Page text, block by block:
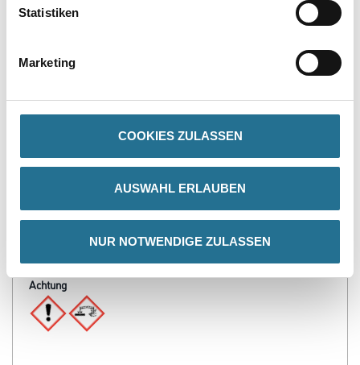
Statistiken
Marketing
COOKIES ZULASSEN
AUSWAHL ERLAUBEN
NUR NOTWENDIGE ZULASSEN
Produkteigenschaft
- 2K-Gebinde (pulverförmige + carbonfaserverstärkte, pastöse
- Schlagfestigkeit von 20 Joule
- Wasserabweisend
- Alkali- und frostbeständig
- Vielseitig einsetzbare, auf Bitumen haftetende
Dispersionsmasse mit hoher Klebekraft und gutem
Standvermögen, sehr elastisch
(rissüberbrückend)
Je nach Anwendungsfall.
Achtung